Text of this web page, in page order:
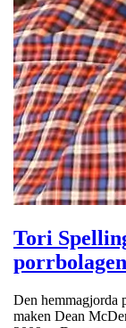
Tori
Den hemmagjorda
maken Dean